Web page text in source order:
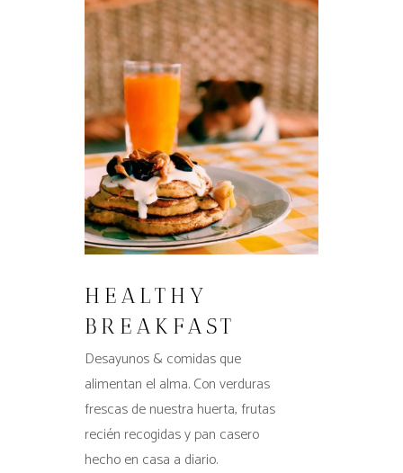
HEALTHY
BREAKFAST
Desayunos & comidas que
alimentan el alma. Con verduras
frescas de nuestra huerta, frutas
recién recogidas y pan casero
hecho en casa a diario.